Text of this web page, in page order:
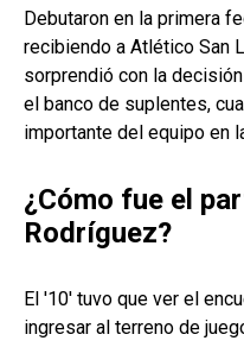
Debutaron en la primera
recibiendo a Atlético San
sorprendió con la
el banco de suplentes,
importante del equipo en
¿Cómo fue el
Rodríguez?
El '10' tuvo que ver el
ingresar al terreno de